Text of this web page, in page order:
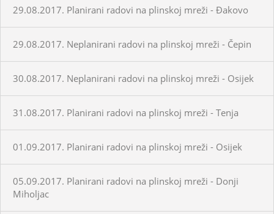
29.08.2017. Planirani radovi na plinskoj mreži - Đakovo
29.08.2017. Neplanirani radovi na plinskoj mreži - Čepin
30.08.2017. Neplanirani radovi na plinskoj mreži - Osijek
31.08.2017. Planirani radovi na plinskoj mreži - Tenja
01.09.2017. Planirani radovi na plinskoj mreži - Osijek
05.09.2017. Planirani radovi na plinskoj mreži - Donji
Miholjac